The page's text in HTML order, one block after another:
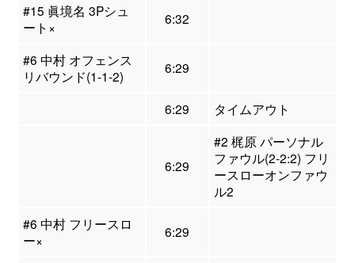
#15 眞境名 3Pシュ
ート×
6:32
#6 中村 オフェンス
リバウンド(1-1-2)
6:29
6:29 タイムアウト
6:29
#2 梶原 パーソナル
ファウル(2-2:2) フリ
ースローオンファウ
ル2
#6 中村 フリースロ
ー×
6:29